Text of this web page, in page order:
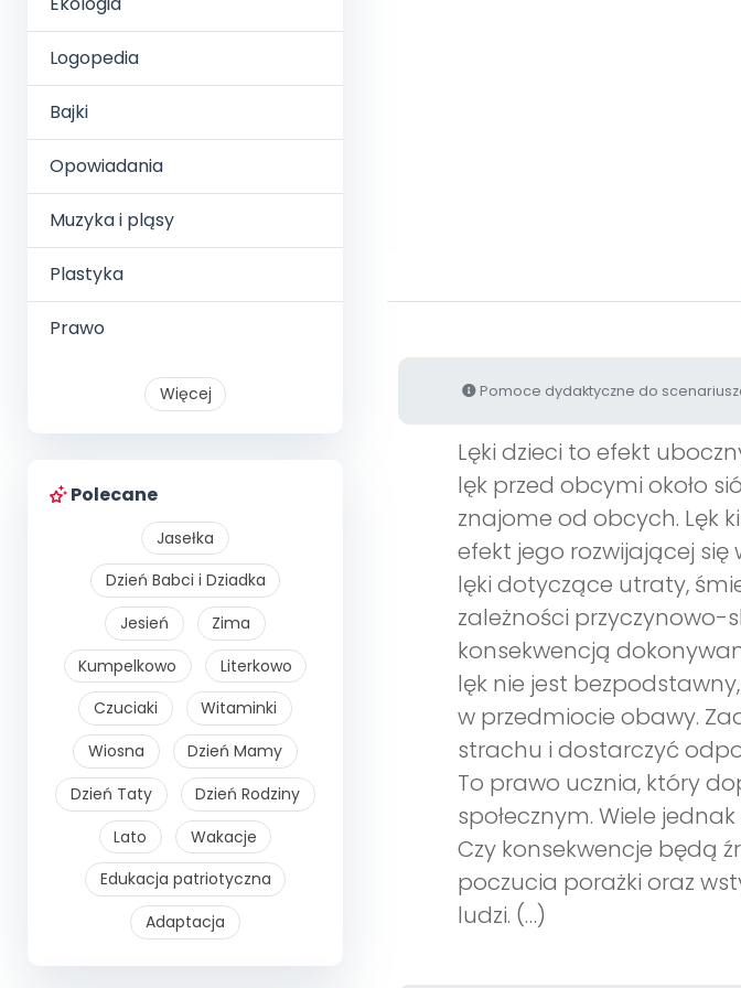
Logopedia
Bajki
Opowiadania
Muzyka i pląsy
Plastyka
Prawo
Więcej
Polecane
Jasełka
Dzień Babci i Dziadka
Jesień
Zima
Kumpelkowo
Literkowo
Czuciaki
Witaminki
Wiosna
Dzień Mamy
Dzień Taty
Dzień Rodziny
Lato
Wakacje
Edukacja patriotyczna
Adaptacja
Pomoce dydaktyczne do
Lęki dzieci to efekt
lęk przed obcymi około
znajome od obcych. Lęk
efekt jego rozwijającej
lęki dotyczące utraty,
zależności przyczynowo-
konsekwencją
lęk nie jest
w przedmiocie obawy.
strachu i dostarczyć
To prawo ucznia, który
społecznym. Wiele
Czy konsekwencje będą
poczucia porażki oraz
ludzi. (…)